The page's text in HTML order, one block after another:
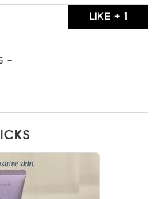
LIKE + 1
-